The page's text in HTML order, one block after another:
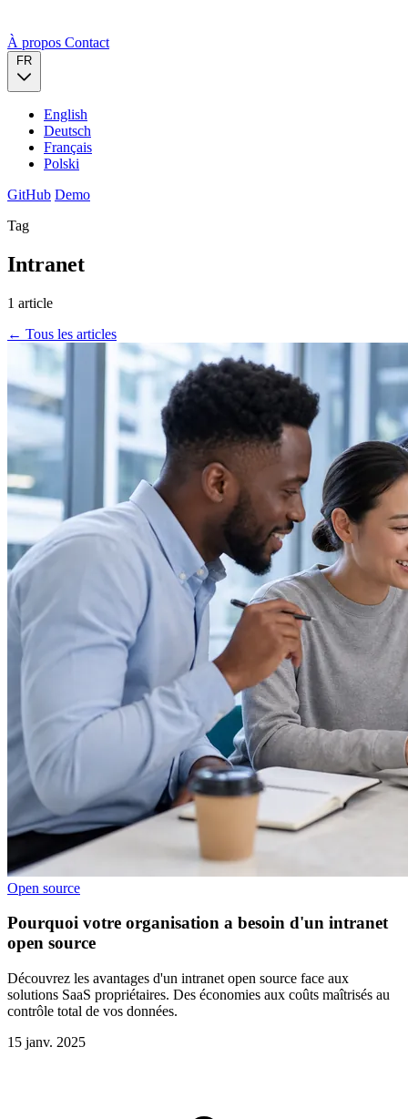
À propos Contact
FR
English
Deutsch
Français
Polski
GitHub Demo
Tag
Intranet
1 article
← Tous les articles
Open source
Pourquoi votre organisation a besoin d'un intranet
open source
Découvrez les avantages d'un intranet open source face aux
solutions SaaS propriétaires. Des économies aux coûts maîtrisés au
contrôle total de vos données.
15 janv. 2025